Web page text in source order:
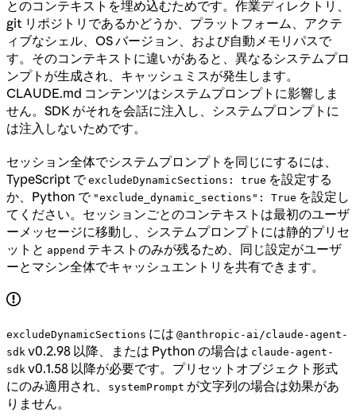
とのコンテキストを埋め込むためです。作業ディレクトリ、
git リポジトリであるかどうか、プラットフォーム、アクテ
ィブなシェル、OS バージョン、および自動メモリパスで
す。そのコンテキストに違いがあると、異なるシステムプロ
ンプトが生成され、キャッシュミスが発生します。
CLAUDE.md コンテンツはシステムプロンプトに影響しま
せん。SDK がそれを会話に注入し、システムプロンプトに
は注入しないためです。
セッション全体でシステムプロンプトを同じにするには、
TypeScript でexcludeDynamicSections: true を設定する
か、Python で "exclude_dynamic_sections": True を設定し
てください。セッションごとのコンテキストは最初のユーザ
ーメッセージに移動し、システムプロンプトには静的プリセ
ットと append テキストのみが残るため、同じ設定がユーザ
ーとマシン全体でキャッシュエントリを共有できます。
excludeDynamicSections には @anthropic-ai/claude-agent-
sdk v0.2.98 以降、または Python の場合は claude-agent-
sdk v0.1.58 以降が必要です。プリセットオブジェクト形式
にのみ適用され、
systemPrompt が文字列の場合は効果があ
りません。